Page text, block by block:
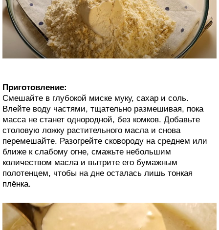
Приготовление:
Смешайте в глубокой миске муку, сахар и соль.
Влейте воду частями, тщательно размешивая, пока
масса не станет однородной, без комков. Добавьте
столовую ложку растительного масла и снова
перемешайте. Разогрейте сковороду на среднем или
ближе к слабому огне, смажьте небольшим
количеством масла и вытрите его бумажным
полотенцем, чтобы на дне осталась лишь тонкая
плёнка.